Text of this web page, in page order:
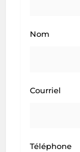
Nom
Courriel
Téléphone